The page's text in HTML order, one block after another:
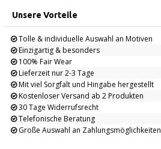
Unsere Vorteile
Tolle & individuelle Auswahl an Motiven
Einzigartig & besonders
100% Fair Wear
Lieferzeit nur 2-3 Tage
Mit viel Sorgfalt und Hingabe hergestellt
Kostenloser Versand ab 2 Produkten
30 Tage Widerrufsrecht
Telefonische Beratung
Große Auswahl an Zahlungsmöglichkeiten